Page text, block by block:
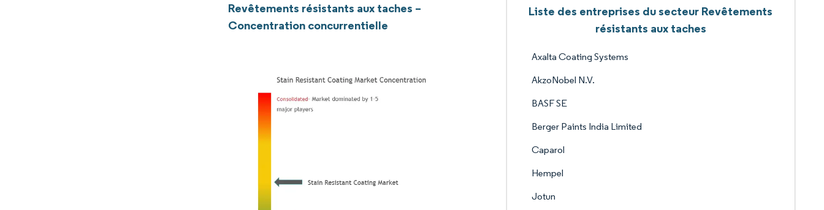
Revêtements résistants aux taches –
Concentration concurrentielle
Liste des entreprises du secteur Revêtements
résistants aux taches
Axalta Coating Systems
AkzoNobel N.V.
BASF SE
Berger Paints India Limited
Caparol
Hempel
Jotun